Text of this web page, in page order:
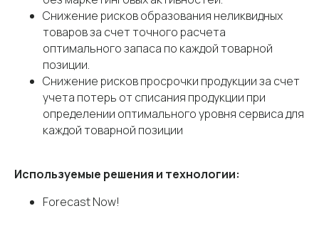
Снижение рисков образования неликвидных
товаров за счет точного расчета
оптимального запаса по каждой товарной
позиции.
Снижение рисков просрочки продукции за счет
учета потерь от списания продукции при
определении оптимального уровня сервиса для
каждой товарной позиции
Используемые решения и технологии:
Forecast Now!